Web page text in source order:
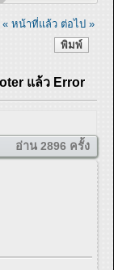
« หน้าที่แล้ว ต่อไป »
พิมพ์
แล้ว Error
อ่าน 2896 ครั้ง